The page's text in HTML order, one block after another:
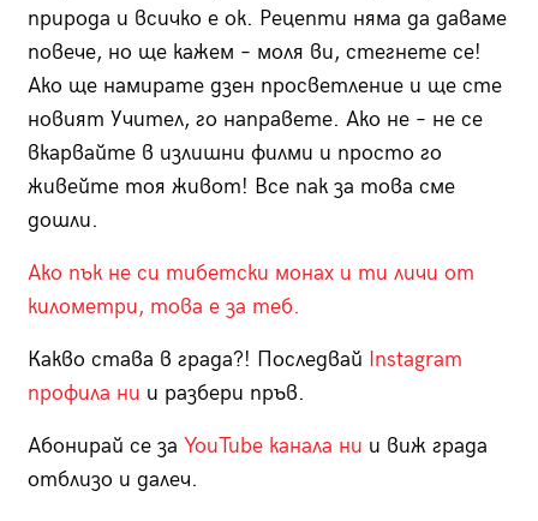
природа и всичко е ок. Рецепти няма да даваме
повече, но ще кажем – моля ви, стегнете се!
Ако ще намирате дзен просветление и ще сте
новият Учител, го направете. Ако не – не се
вкарвайте в излишни филми и просто го
живейте тоя живот! Все пак за това сме
дошли.
Ако пък не си тибетски монах и ти личи от
километри, това е за теб.
Какво става в града?! Последвай Instagram
профила ни и разбери пръв.
Абонирай се за YouTube канала ни и виж града
отблизо и далеч.